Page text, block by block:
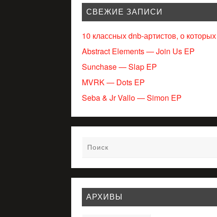
СВЕЖИЕ ЗАПИСИ
10 классных dnb-артистов, о
Abstract Elements — Join Us EP
Sunchase — Slap EP
MVRK — Dots EP
Seba & Jr Vallo — Simon EP
АРХИВЫ